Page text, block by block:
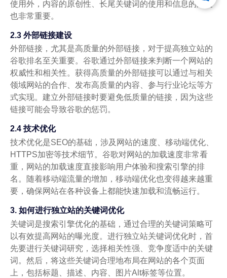
使用外，内容的原创性、长尾关键词的使用和信息的深度
也非常重要。
2.3 外部链接建设
外部链接，尤其是高质量的外部链接，对于提高独立站的
谷歌排名至关重要。谷歌通过外部链接来判断一个网站的
权威性和相关性。获得高质量的外部链接可以通过与相关
领域网站的合作、发布高质量的内容、参与行业论坛等方
式实现。建立外部链接时要避免低质量的链接，因为这些
链接可能会导致谷歌的惩罚。
2.4 技术优化
技术优化是SEO的基础，涉及网站的速度、移动端优化、
HTTPS加密等技术细节。谷歌对网站的加载速度非常看
重，网站的加载速度直接影响用户体验和搜索引擎的排
名。随着移动端流量的增加，移动端优化也变得越来越重
要，确保网站在各种设备上都能快速加载和流畅运行。
3. 如何进行独立站的关键词优化
关键词是搜索引擎优化的基础，通过合理的关键词策略可
以有效提高网站的曝光度。进行独立站关键词优化时，首
先要进行关键词研究，选择相关性强、竞争度适中的关键
词。然后，将这些关键词合理地布局在网站的各个页面
上，包括标题、描述、内容、图片Alt标签等位置。